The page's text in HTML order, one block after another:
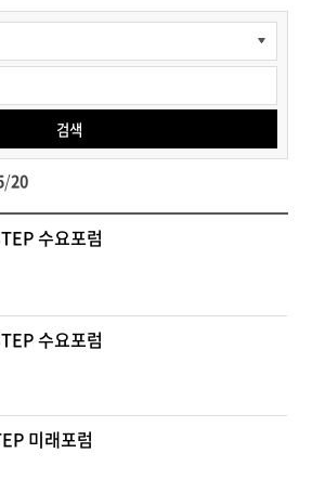
검색
/20
수요포럼
수요포럼
미래포럼